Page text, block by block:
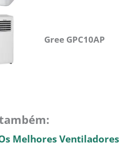
Gree GPC10AP
Melhores